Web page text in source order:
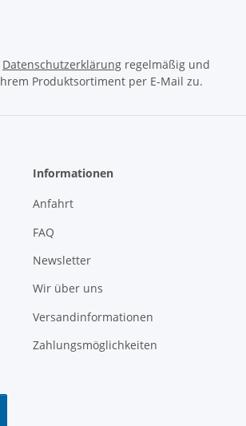
Datenschutzerklärung regelmäßig und
Produktsortiment per E-Mail zu.
Informationen
Anfahrt
FAQ
Newsletter
Wir über uns
Versandinformationen
Zahlungsmöglichkeiten